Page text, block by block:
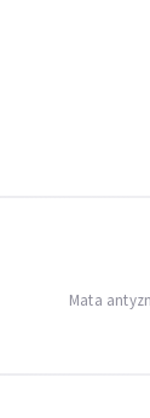
Mata